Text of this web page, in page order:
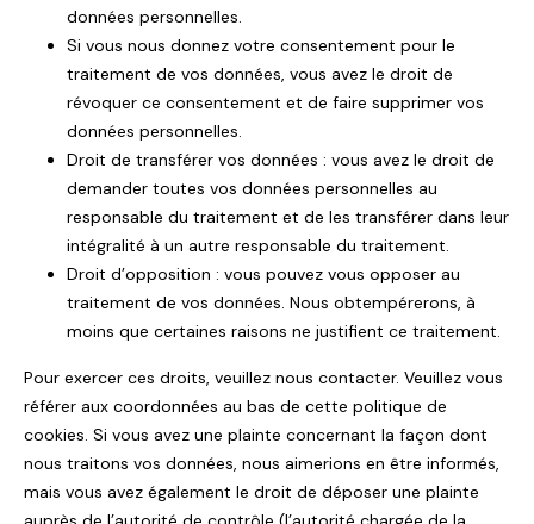
données personnelles.
Si vous nous donnez votre consentement pour le
traitement de vos données, vous avez le droit de
révoquer ce consentement et de faire supprimer vos
données personnelles.
Droit de transférer vos données : vous avez le droit de
demander toutes vos données personnelles au
responsable du traitement et de les transférer dans leur
intégralité à un autre responsable du traitement.
Droit d’opposition : vous pouvez vous opposer au
traitement de vos données. Nous obtempérerons, à
moins que certaines raisons ne justifient ce traitement.
Pour exercer ces droits, veuillez nous contacter. Veuillez vous
référer aux coordonnées au bas de cette politique de
cookies. Si vous avez une plainte concernant la façon dont
nous traitons vos données, nous aimerions en être informés,
mais vous avez également le droit de déposer une plainte